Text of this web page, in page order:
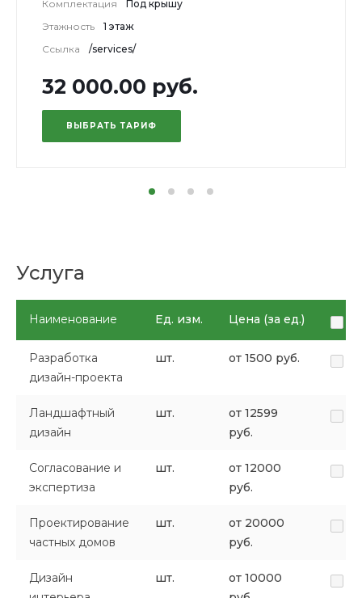
Комплектация
Под крышу
Этажность
1 этаж
Ссылка
/services/
32 000.00 руб.
ВЫБРАТЬ ТАРИФ
Услуга
Наименование Ед. изм. Цена (за ед.)
Разработка
дизайн-проекта
шт. от 1500 руб.
Ландшафтный
дизайн
шт.
от 12599
руб.
Согласование и
экспертиза
шт.
от 12000
руб.
Проектирование
частных домов
шт.
от 20000
руб.
Дизайн
шт.
от 10000